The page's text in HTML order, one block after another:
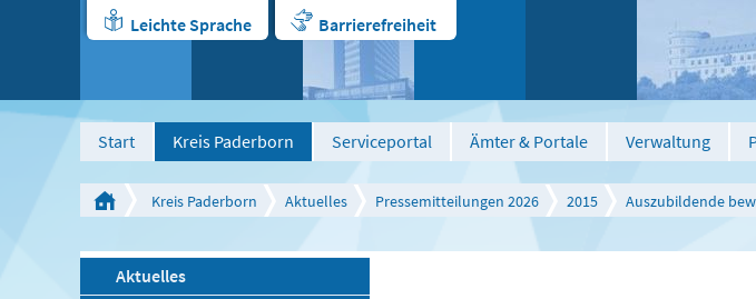
Leichte Sprache Barrierefreiheit
Start Kreis Paderborn Serviceportal Ämter & Portale Verwaltung
Kreis Paderborn Aktuelles Pressemitteilungen 2026 2015 Auszubildende
Aktuelles